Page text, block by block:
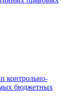
контрольно-
бюджетных